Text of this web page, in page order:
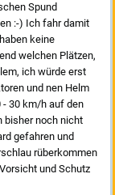
Spund
:-) Ich fahr damit
keine
welchen Plätzen,
ich würde erst
und nen Helm
- 30 km/h auf den
bisher noch nicht
gefahren und
rüberkommen
und Schutz